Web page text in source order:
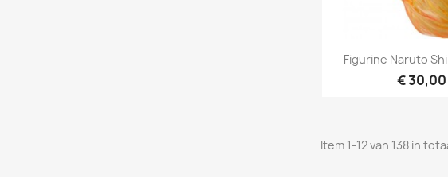
 Snel
Figurine Naruto
€ 30,00
Item 1-12 van 138 in